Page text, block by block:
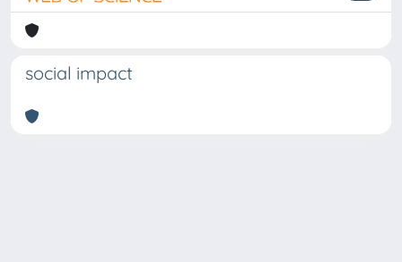
social impact